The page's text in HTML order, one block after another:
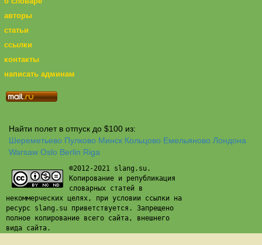
авторы
статьи
ссылки
контакты
написать админам
Найти полет в отпуск до $100 из:
Шереметьево Пулково Минск Кольцово Емельяново Лондона
Warsaw Oslo Berlin Riga
©2012-2021 slang.su.
Копирование и републикация
словарных статей в
некоммерческих целях, при условии ссылки на
ресурс slang.su приветствуется. Запрещено
полное копирование всего сайта, внешнего
вида сайта.